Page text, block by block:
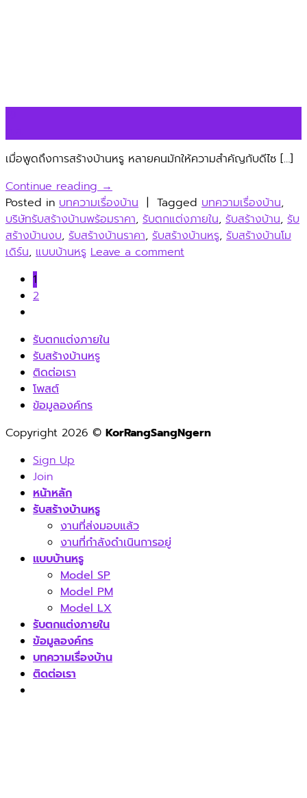
เมื่อพูดถึงการสร้างบ้านหรู หลายคนมักให้ความสำคัญกับดีไซ […]
Continue reading→
Posted in บทความเรื่องบ้าน | Tagged บทความเรื่องบ้าน,
บริษัทรับสร้างบ้านพร้อมราคา, รับตกแต่งภายใน, รับสร้างบ้าน, รับ
สร้างบ้านงบ, รับสร้างบ้านราคา, รับสร้างบ้านหรู, รับสร้างบ้านโม
เดิร์น, แบบบ้านหรู Leave a comment
1
2
รับตกแต่งภายใน
รับสร้างบ้านหรู
ติดต่อเรา
โพสต์
ข้อมูลองค์กร
Copyright 2026 © KorRangSangNgern
Sign Up
Join
หน้าหลัก
รับสร้างบ้านหรู
งานที่ส่งมอบแล้ว
งานที่กำลังดำเนินการอยู่
แบบบ้านหรู
Model SP
Model PM
Model LX
รับตกแต่งภายใน
ข้อมูลองค์กร
บทความเรื่องบ้าน
ติดต่อเรา